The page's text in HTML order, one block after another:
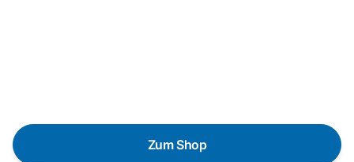
Zum Shop